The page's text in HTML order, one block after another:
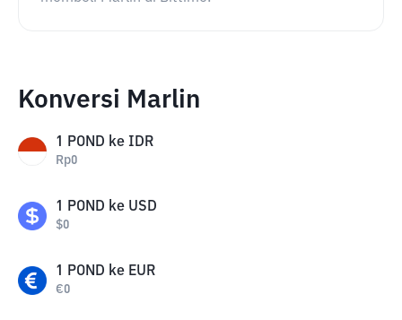
Konversi Marlin
1 POND ke IDR
Rp0
1 POND ke USD
$0
1 POND ke EUR
€0